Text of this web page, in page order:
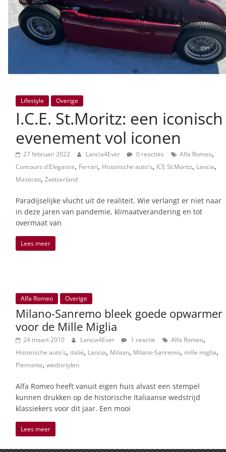
Lifestyle Overige
I.C.E. St.Moritz: een iconisch
evenement vol iconen
27 februari 2022 Lancia4Ever 0 reacties Alfa Romeo,
Concours d'Elegance, Ferrari, Historische auto's, ICE St.Moritz, Lancia,
Maserati, Zwitserland
Paradijselijke vlucht uit de realiteit. Wie verlangt er niet naar
in deze jaren van pandemie, klimaatverandering en tot
overmaat van
Lees meer
Alfa Romeo Overige
Milano-Sanremo bleek goede opwarmer
voor de Mille Miglia
24 maart 2010 Lancia4Ever 1 reactie Alfa Romeo,
Historische auto's, italië, Lancia, Milaan, Milano-Sanremo, mille miglia,
Piemonte, wedstrijden
Alfa Romeo heeft vanuit eigen huis alvast een stempel
kunnen drukken op de historische Italiaanse wedstrijd
klassiekers voor dit jaar. Een mooi
Lees meer